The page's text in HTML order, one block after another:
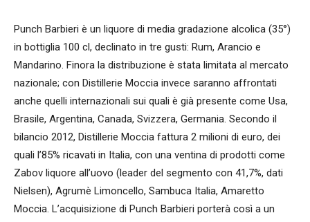
Punch Barbieri è un liquore di media gradazione alcolica (35°)
in bottiglia 100 cl, declinato in tre gusti: Rum, Arancio e
Mandarino. Finora la distribuzione è stata limitata al mercato
nazionale; con Distillerie Moccia invece saranno affrontati
anche quelli internazionali sui quali è già presente come Usa,
Brasile, Argentina, Canada, Svizzera, Germania. Secondo il
bilancio 2012, Distillerie Moccia fattura 2 milioni di euro, dei
quali l’85% ricavati in Italia, con una ventina di prodotti come
Zabov liquore all’uovo (leader del segmento con 41,7%, dati
Nielsen), Agrumè Limoncello, Sambuca Italia, Amaretto
Moccia. L’acquisizione di Punch Barbieri porterà così a un